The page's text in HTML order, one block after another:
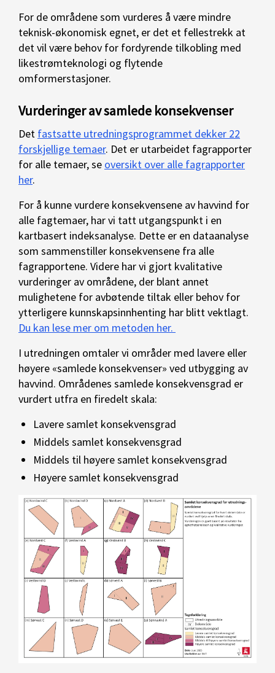
For de områdene som vurderes å være mindre
teknisk-økonomisk egnet, er det et fellestrekk at
det vil være behov for fordyrende tilkobling med
likestrømteknologi og flytende
omformerstasjoner.
Vurderinger av samlede konsekvenser
Det fastsatte utredningsprogrammet dekker 22
forskjellige temaer. Det er utarbeidet fagrapporter
for alle temaer, se oversikt over alle fagrapporter
her.
For å kunne vurdere konsekvensene av havvind for
alle fagtemaer, har vi tatt utgangspunkt i en
kartbasert indeksanalyse. Dette er en dataanalyse
som sammenstiller konsekvensene fra alle
fagrapportene. Videre har vi gjort kvalitative
vurderinger av områdene, der blant annet
mulighetene for avbøtende tiltak eller behov for
ytterligere kunnskapsinnhenting har blitt vektlagt.
Du kan lese mer om metoden her.
I utredningen omtaler vi områder med lavere eller
høyere «samlede konsekvenser» ved utbygging av
havvind. Områdenes samlede konsekvensgrad er
vurdert utfra en firedelt skala:
Lavere samlet konsekvensgrad
Middels samlet konsekvensgrad
Middels til høyere samlet konsekvensgrad
Høyere samlet konsekvensgrad